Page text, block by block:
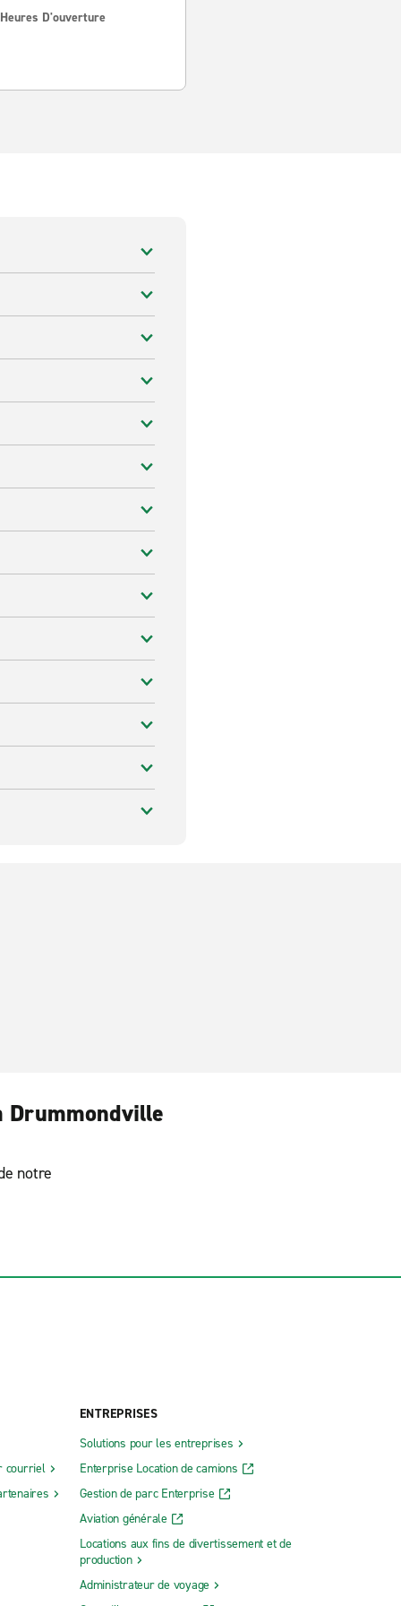
D'ouverture
Drummondville
notre
courriel
ENTREPRISES
Solutions pour les entreprises
Enterprise Location de camions
Gestion de parc Enterprise
Aviation générale
Locations aux fins de divertissement et de
production
Administrateur de voyage